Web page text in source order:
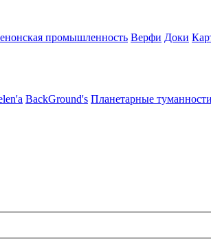
промышленность Верфи Доки
BackGround's Планетарные туманности